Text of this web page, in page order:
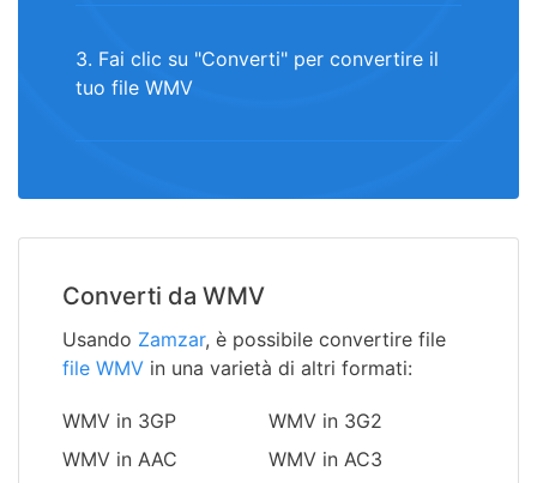
3. Fai clic su "Converti" per convertire il
tuo file WMV
Converti da WMV
Usando Zamzar, è possibile convertire file
file WMV in una varietà di altri formati:
WMV in 3GP
WMV in 3G2
WMV in AAC
WMV in AC3